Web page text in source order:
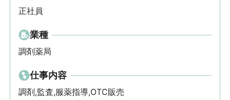
正社員
業種
調剤薬局
仕事内容
調剤,監査,服薬指導,OTC販売